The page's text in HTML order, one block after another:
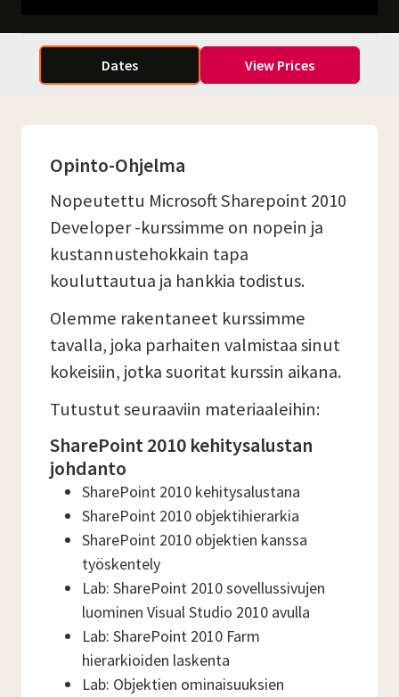
Dates View Prices
Opinto-Ohjelma
Nopeutettu Microsoft Sharepoint 2010
Developer -kurssimme on nopein ja
kustannustehokkain tapa
kouluttautua ja hankkia todistus.
Olemme rakentaneet kurssimme
tavalla, joka parhaiten valmistaa sinut
kokeisiin, jotka suoritat kurssin aikana.
Tutustut seuraaviin materiaaleihin:
SharePoint 2010 kehitysalustan
johdanto
SharePoint 2010 kehitysalustana
SharePoint 2010 objektihierarkia
SharePoint 2010 objektien kanssa
työskentely
Lab: SharePoint 2010 sovellussivujen
luominen Visual Studio 2010 avulla
Lab: SharePoint 2010 Farm
hierarkioiden laskenta
Lab: Objektien ominaisuuksien